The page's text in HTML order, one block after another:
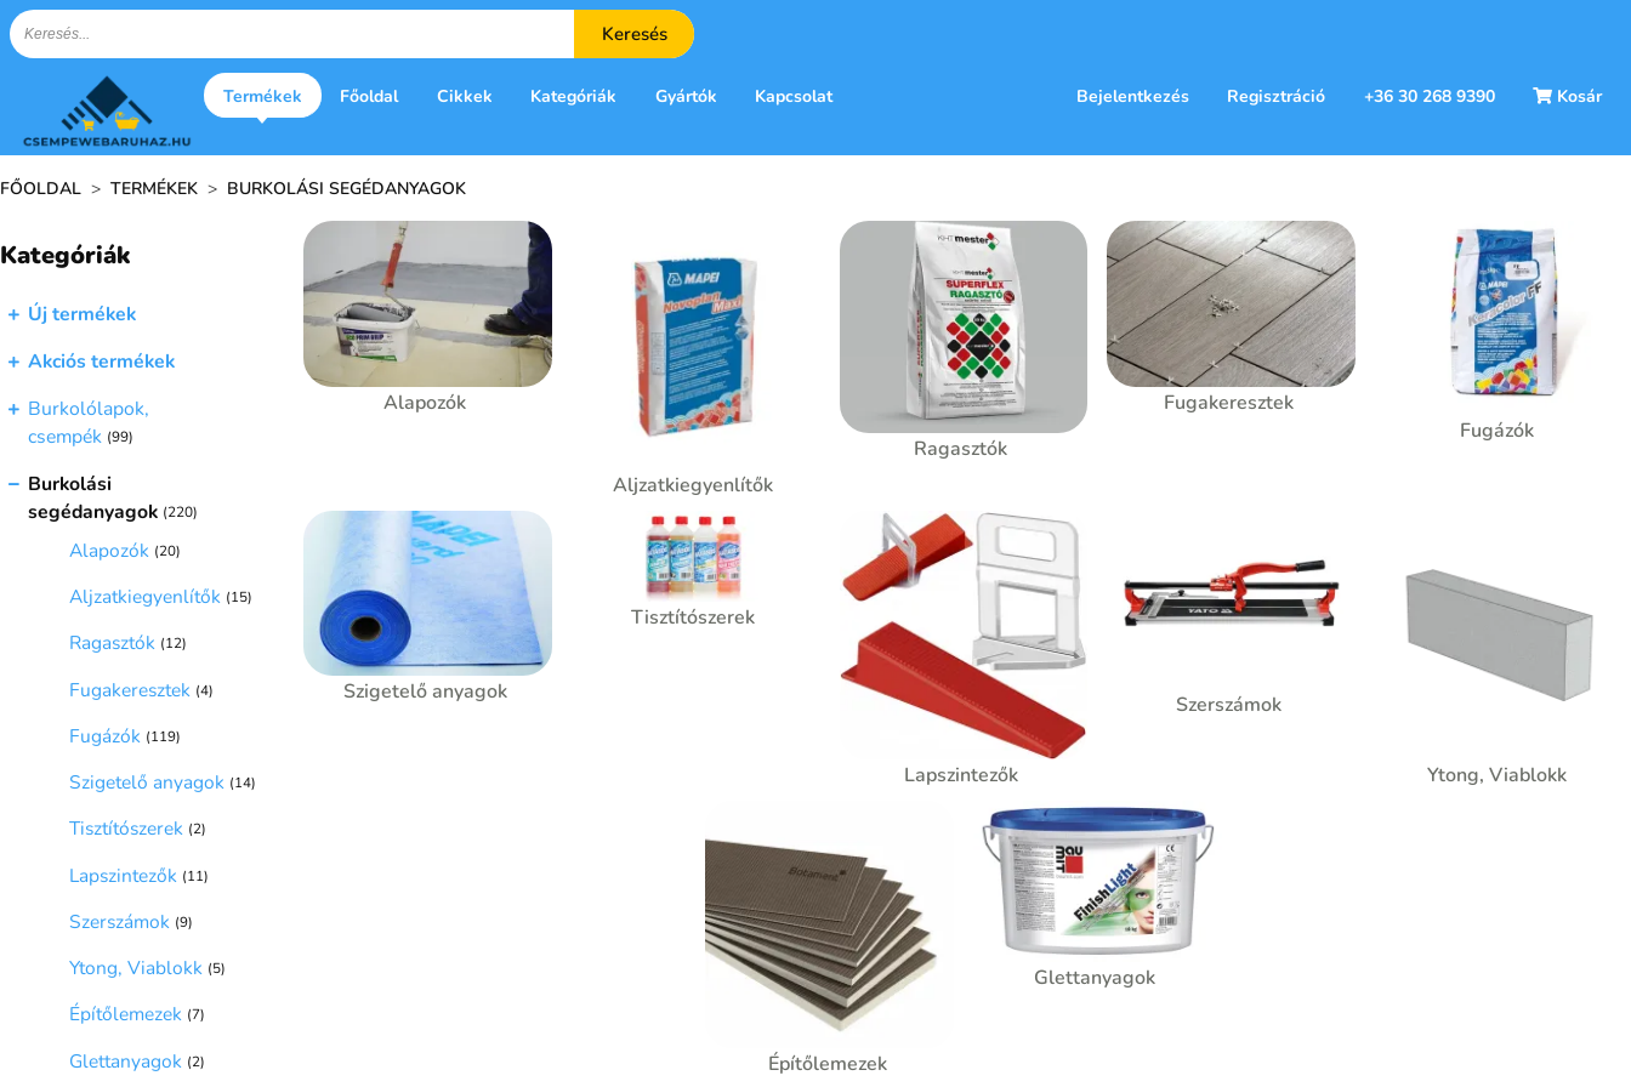
Keresés
Termékek Főoldal Cikkek Kategóriák Gyártók Kapcsolat Bejelentkezés Regisztráció +36 30 268 9390 Kosár
FŐOLDAL > TERMÉKEK > BURKOLÁSI SEGÉDANYAGOK
Kategóriák
Új termékek
Akciós termékek
Burkolólapok,
csempék (99)
Burkolási
segédanyagok (220)
Alapozók (20)
Aljzatkiegyenlítők (15)
Ragasztók (12)
Fugakeresztek (4)
Fugázók (119)
Szigetelő anyagok (14)
Tisztítószerek (2)
Lapszintezők (11)
Szerszámok (9)
Ytong, Viablokk (5)
Építőlemezek (7)
Glettanyagok (2)
Alapozók
Aljzatkiegyenlítők
Ragasztók
Fugakeresztek
Fugázók
Szigetelő anyagok
Tisztítószerek
Lapszintezők
Szerszámok
Ytong, Viablokk
Építőlemezek
Glettanyagok